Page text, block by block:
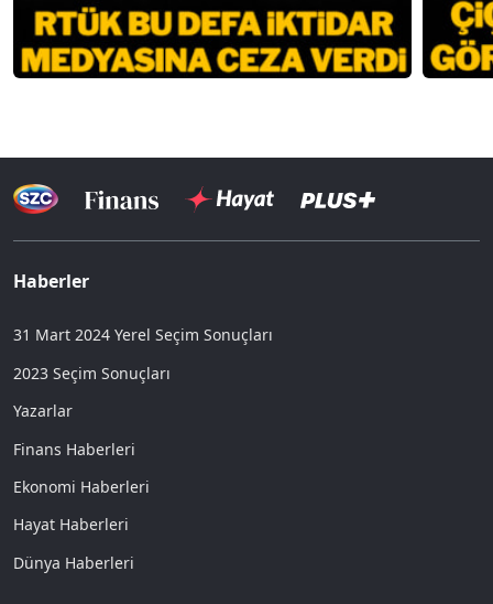
Haberler
31 Mart 2024 Yerel Seçim Sonuçları
2023 Seçim Sonuçları
Yazarlar
Finans Haberleri
Ekonomi Haberleri
Hayat Haberleri
Dünya Haberleri